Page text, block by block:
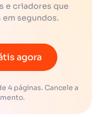
e criadores que
segundos.
agora
4 páginas. Cancele a